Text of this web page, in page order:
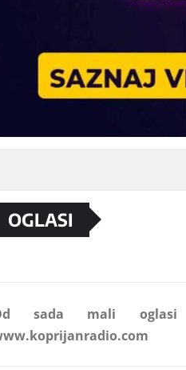
OGLASI
Marketing telefon 062 463 002